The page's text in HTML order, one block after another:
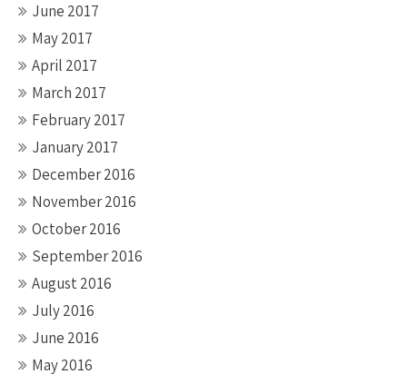
June 2017
May 2017
April 2017
March 2017
February 2017
January 2017
December 2016
November 2016
October 2016
September 2016
August 2016
July 2016
June 2016
May 2016